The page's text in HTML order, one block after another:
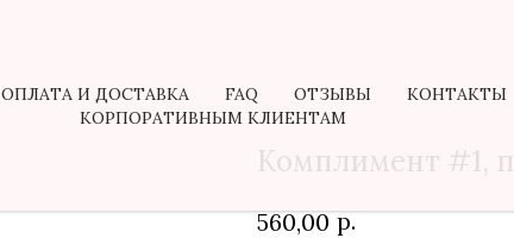
ОПЛАТА И ДОСТАВКА FAQ ОТЗЫВЫ
КОНТАКТЫ
КОРПОРАТИВНЫМ КЛИЕНТАМ
Комплимент #1,
560,00 р.